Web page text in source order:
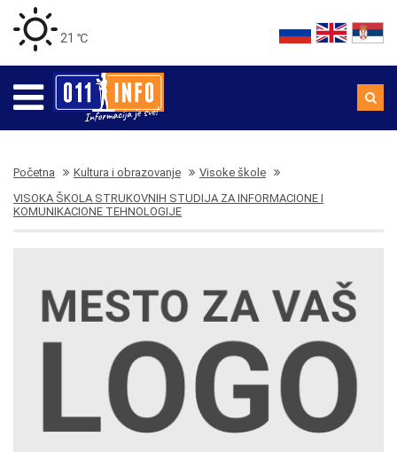
21 ℃
Početna Kultura i obrazovanje
Visoke škole
VISOKA ŠKOLA STRUKOVNIH STUDIJA ZA INFORMACIONE I
KOMUNIKACIONE TEHNOLOGIJE